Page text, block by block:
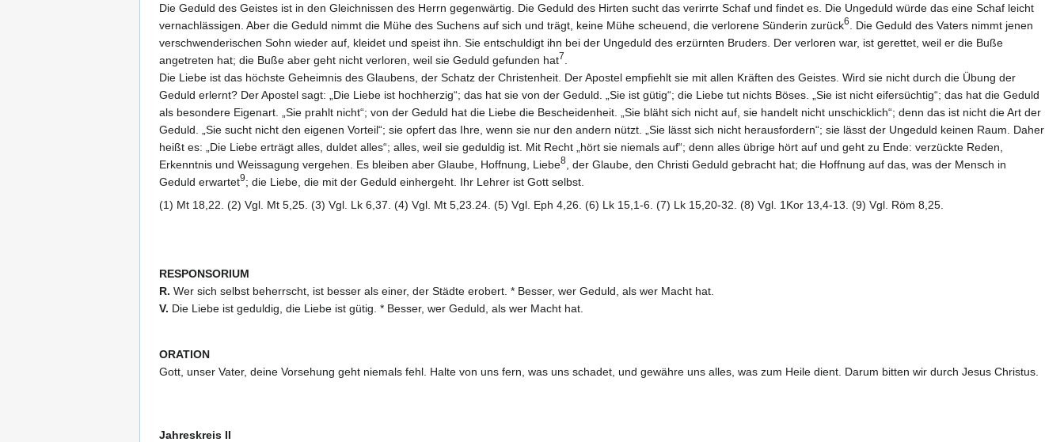
Die Geduld des Geistes ist in den Gleichnissen des Herrn gegenwärtig. Die Geduld des Hirten sucht das verirrte Schaf und findet es. Die Ungeduld würde das eine Schaf leicht
vernachlässigen. Aber die Geduld nimmt die Mühe des Suchens auf sich und trägt, keine Mühe scheuend, die verlorene Sünderin zurück6
. Die Geduld des Vaters nimmt jenen
verschwenderischen Sohn wieder auf, kleidet und speist ihn. Sie entschuldigt ihn bei der Ungeduld des erzürnten Bruders. Der verloren war, ist gerettet, weil er die Buße
angetreten hat; die Buße aber geht nicht verloren, weil sie Geduld gefunden hat7
Die Liebe ist das höchste Geheimnis des Glaubens, der Schatz der Christenheit. Der Apostel empfiehlt sie mit allen Kräften des Geistes. Wird sie nicht durch die Übung der
Geduld erlernt? Der Apostel sagt: „Die Liebe ist hochherzig“; das hat sie von der Geduld. „Sie ist gütig“; die Liebe tut nichts Böses. „Sie ist nicht eifersüchtig“; das hat die Geduld
als besondere Eigenart. „Sie prahlt nicht“; von der Geduld hat die Liebe die Bescheidenheit. „Sie bläht sich nicht auf, sie handelt nicht unschicklich“; denn das ist nicht die Art der
Geduld. „Sie sucht nicht den eigenen Vorteil“; sie opfert das Ihre, wenn sie nur den andern nützt. „Sie lässt sich nicht herausfordern“; sie lässt der Ungeduld keinen Raum. Daher
heißt es: „Die Liebe erträgt alles, duldet alles“; alles, weil sie geduldig ist. Mit Recht „hört sie niemals auf“; denn alles übrige hört auf und geht zu Ende: verzückte Reden,
Erkenntnis und Weissagung vergehen. Es bleiben aber Glaube, Hoffnung, Liebe8
, der Glaube, den Christi Geduld gebracht hat; die Hoffnung auf das, was der Mensch in
Geduld erwartet9; die Liebe, die mit der Geduld einhergeht. Ihr Lehrer ist Gott selbst.
(1) Mt 18,22. (2) Vgl. Mt 5,25. (3) Vgl. Lk 6,37. (4) Vgl. Mt 5,23.24. (5) Vgl. Eph 4,26. (6) Lk 15,1-6. (7) Lk 15,20-32. (8) Vgl. 1Kor 13,4-13. (9) Vgl. Röm 8,25.
RESPONSORIUM
R. Wer sich selbst beherrscht, ist besser als einer, der Städte erobert. * Besser, wer Geduld, als wer Macht hat.
V. Die Liebe ist geduldig, die Liebe ist gütig. * Besser, wer Geduld, als wer Macht hat.
ORATION
Gott, unser Vater, deine Vorsehung geht niemals fehl. Halte von uns fern, was uns schadet, und gewähre uns alles, was zum Heile dient. Darum bitten wir durch Jesus Christus.
Jahreskreis II